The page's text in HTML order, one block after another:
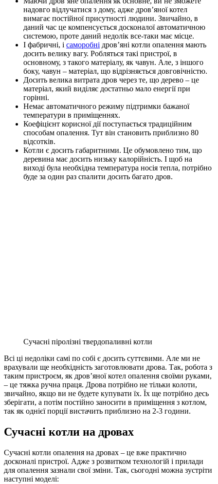
надовго відлучатися з дому, адже дров’яної котел
вимагає постійної присутності людини. Звичайно, в
даний час це компенсується досконалої автоматичною
системою, проте даний недолік все-таки має місце.
І фабричні, і саморобні дров’яні котли опалення мають
досить велику вагу. Робляться такі пристрої, в
основному, з такого матеріалу, як чавун. Але, з іншого
боку, чавун – матеріал, що відрізняється довговічністю.
Досить велика витрата дров через те, що дерево – це
матеріал, який виділяє достатньо мало енергії при
горінні.
Немає автоматичного режиму підтримки бажаної
температури в приміщеннях.
Коефіцієнт корисної дії поступається традиційним
способам опалення. Тут він становить приблизно 80
відсотків.
Котли є досить габаритними. Це обумовлено тим, що
деревина має досить низьку калорійність. І щоб на
виході була необхідна температура носія тепла, потрібно
буде за один раз спалити досить багато дров.
Сучасні піролізні твердопаливні котли
Всі ці недоліки самі по собі є досить суттєвими. Але ми не
врахували ще необхідність заготовлювати дрова. Так, робота з
таким пристроєм, як дров’яної котел опалення своїми руками,
– це тяжка ручна праця. Дрова потрібно не тільки колоти,
звичайно, якщо ви не будете купувати їх. Їх ще потрібно десь
зберігати, а потім постійно заносити в приміщення з котлом,
так як однієї порції вистачить приблизно на 2-3 години.
Сучасні котли на дровах
Сучасні котли опалення на дровах – це вже практично
досконалі пристрої. Адже з розвитком технологій і прилади
для опалення зазнали свої зміни. Так, сьогодні можна зустріти
наступні моделі: